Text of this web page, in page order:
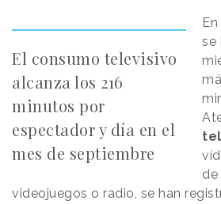
El consumo televisivo
alcanza los 216
minutos por
espectador y día en el
mes de septiembre
se
de
videojuegos o radio, se han